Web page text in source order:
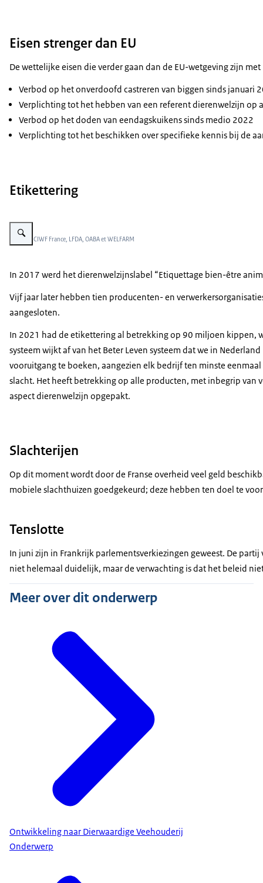
Eisen strenger dan EU
De wettelijke eisen die verder gaan dan de EU-wetgeving zijn
Verbod op het onverdoofd castreren van biggen sinds januari
Verplichting tot het hebben van een referent dierenwelzijn
Verbod op het doden van eendagskuikens sinds medio 2022
Verplichting tot het beschikken over specifieke kennis bij de
Etikettering
Vergroot afbeelding Logo Dierenwelzijn FR
Beeld: © CIWF France, LFDA, OABA et WELFARM
In 2017 werd het dierenwelzijnslabel “Etiquettage bien-être
Vijf jaar later hebben tien producenten- en
aangesloten.
In 2021 had de etikettering al betrekking op 90 miljoen kippen,
systeem wijkt af van het Beter Leven systeem dat we in
vooruitgang te boeken, aangezien elk bedrijf ten minste
slacht. Het heeft betrekking op alle producten, met inbegrip
aspect dierenwelzijn opgepakt.
Slachterijen
Op dit moment wordt door de Franse overheid veel geld
mobiele slachthuizen goedgekeurd; deze hebben ten doel te
Tenslotte
In juni zijn in Frankrijk parlementsverkiezingen geweest. De
niet helemaal duidelijk, maar de verwachting is dat het beleid
Meer over dit onderwerp
Ontwikkeling naar Dierwaardige Veehouderij
Onderwerp